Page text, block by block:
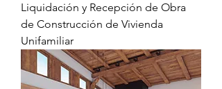
Liquidación y Recepción de Obra
de Construcción de Vivienda
Unifamiliar